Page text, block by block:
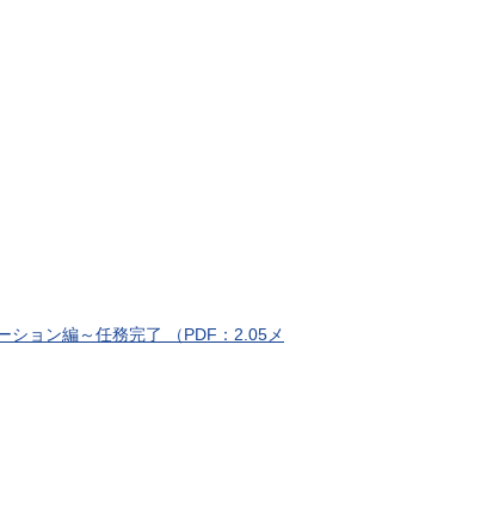
ョン編～任務完了 （PDF：2.05メ